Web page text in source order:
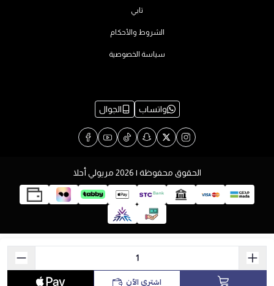
اشتري الآن
تابي
الشروط والأحكام
سياسة الخصوصية
واتساب الجوال
الحقوق محفوظة | 2026 مريولي أحلا